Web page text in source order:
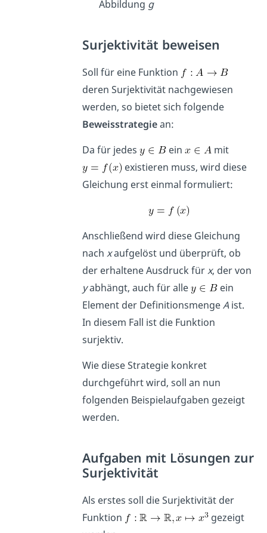
Abbildung g
Surjektivität beweisen
Soll für eine Funktion
deren Surjektivität nachgewiesen
werden, so bietet sich folgende
Beweisstrategiean:
Da für jedes
ein
mit
existieren muss, wird diese
Gleichung erst einmal formuliert:
Anschließend wird diese Gleichung
nachxaufgelöst und überprüft, ob
der erhaltene Ausdruck fürx, der von
yabhängt, auch für alle
ein
Element der DefinitionsmengeAist.
In diesem Fall ist die Funktion
surjektiv.
Wie diese Strategie konkret
durchgeführt wird, soll an nun
folgenden Beispielaufgaben gezeigt
werden.
Aufgaben mit Lösungen zur
Surjektivität
Als erstes soll die Surjektivität der
Funktion
gezeigt